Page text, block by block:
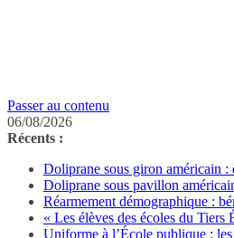
Passer au contenu
06/08/2026
Récents :
Doliprane sous giron américain :
Doliprane sous pavillon
Réarmement démographique :
« Les élèves des écoles du
Uniforme à l’École publique :